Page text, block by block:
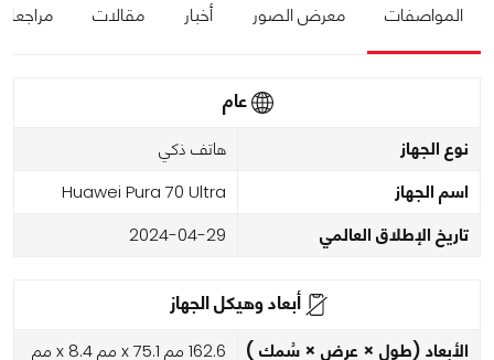
المواصفات معرض الصور أخبار مقالات
عام
نوع الجهاز هاتف ذكي
اسم الجهاز Huawei Pura 70 Ultra
تاريخ الإطلاق العالمي 2024-04-29
أبعاد وهيكل الجهاز
الأبعاد (طول × عرض × سُمك ) 162.6 مم x 75.1 مم x 8.4 مم